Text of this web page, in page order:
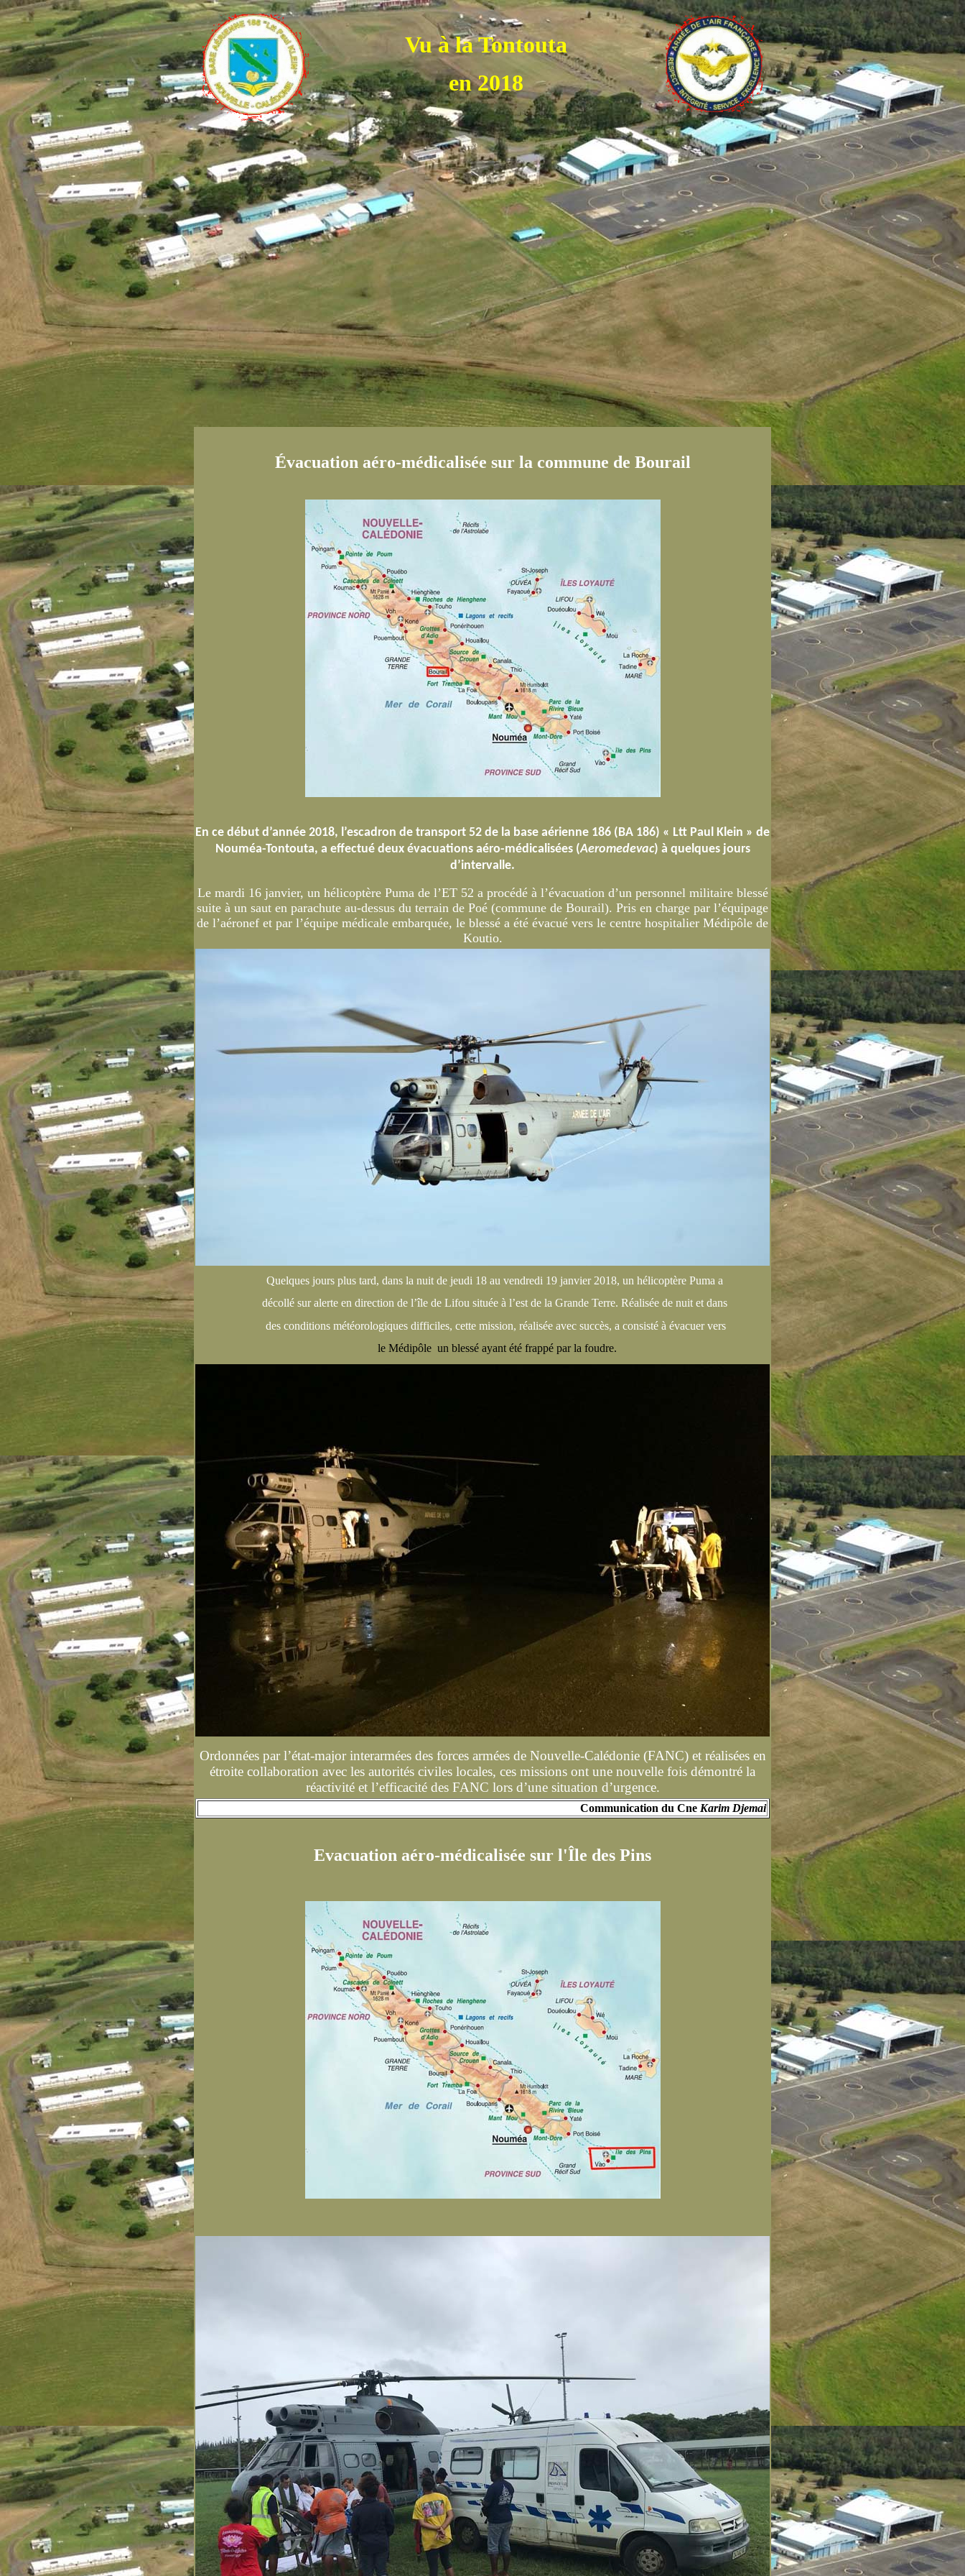
Vu à la Tontouta
en 2018
Évacuation aéro-médicalisée sur la commune de Bourail
En ce début d’année 2018, l’escadron de transport 52 de la base aérienne 186 (BA 186) « Ltt Paul Klein » de
Nouméa-Tontouta, a effectué deux évacuations aéro-médicalisées (Aeromedevac) à quelques jours
d’intervalle.
Le mardi 16 janvier, un hélicoptère Puma de l’ET 52 a procédé à l’évacuation d’un personnel militaire blessé
suite à un saut en parachute au-dessus du terrain de Poé (commune de Bourail). Pris en charge par l’équipage
de l’aéronef et par l’équipe médicale embarquée, le blessé a été évacué vers le centre hospitalier Médipôle de
Koutio.
Quelques jours plus tard, dans la nuit de jeudi 18 au vendredi 19 janvier 2018, un hélicoptère Puma a
décollé sur alerte en direction de l’île de Lifou située à l’est de la Grande Terre. Réalisée de nuit et dans
des conditions météorologiques difficiles, cette mission, réalisée avec succès, a consisté à évacuer vers
le Médipôle un blessé ayant été frappé par la foudre.
Ordonnées par l’état-major interarmées des forces armées de Nouvelle-Calédonie (FANC) et réalisées en
étroite collaboration avec les autorités civiles locales, ces missions ont une nouvelle fois démontré la
réactivité et l’efficacité des FANC lors d’une situation d’urgence.
Communication du Cne Karim Djemai
Evacuation aéro-médicalisée sur l'Île des Pins